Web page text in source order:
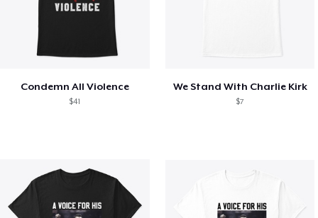
Condemn All Violence
$41
We Stand With Charlie Kirk
$7